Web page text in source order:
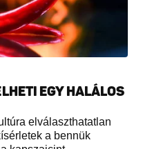
EGY HALÁLOS
elválaszthatatlan
a bennük